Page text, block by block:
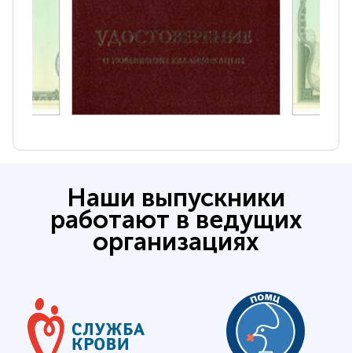
Наши выпускники
работают в ведущих
организациях